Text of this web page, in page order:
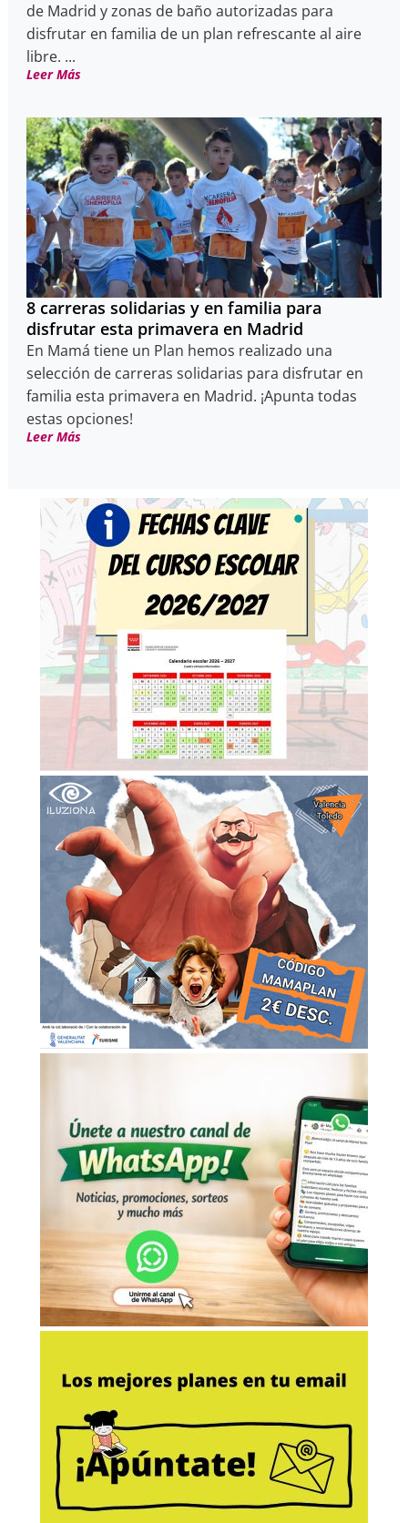
de Madrid y zonas de baño autorizadas para
disfrutar en familia de un plan refrescante al aire
libre. ...
Leer Más
8 carreras solidarias y en familia para
disfrutar esta primavera en Madrid
En Mamá tiene un Plan hemos realizado una
selección de carreras solidarias para disfrutar en
familia esta primavera en Madrid. ¡Apunta todas
estas opciones!
Leer Más